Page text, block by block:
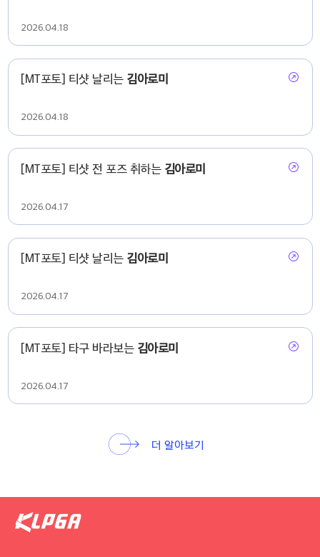
2026.04.18
[MT포토] 티샷 날리는 김아로미
2026.04.18
[MT포토] 티샷 전 포즈 취하는 김아로미
2026.04.17
[MT포토] 티샷 날리는 김아로미
2026.04.17
[MT포토] 타구 바라보는 김아로미
2026.04.17
더 알아보기